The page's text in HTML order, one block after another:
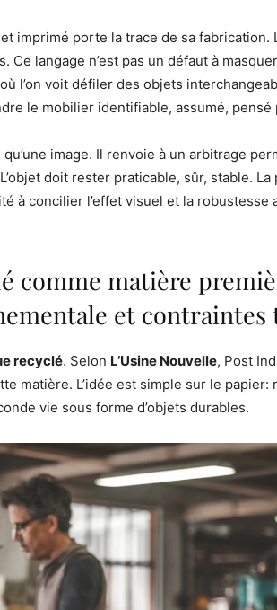
imprimé porte la trace de sa fabrication.
Ce langage n’est pas un défaut à
l’on voit défiler des objets
le mobilier identifiable, assumé, pensé
image. Il renvoie à un arbitrage
doit rester praticable, sûr, stable.
à concilier l’effet visuel et la robustesse
comme matière
et contraintes
recyclé. Selon L’Usine Nouvelle, Post
matière. L’idée est simple sur le papier:
vie sous forme d’objets durables.